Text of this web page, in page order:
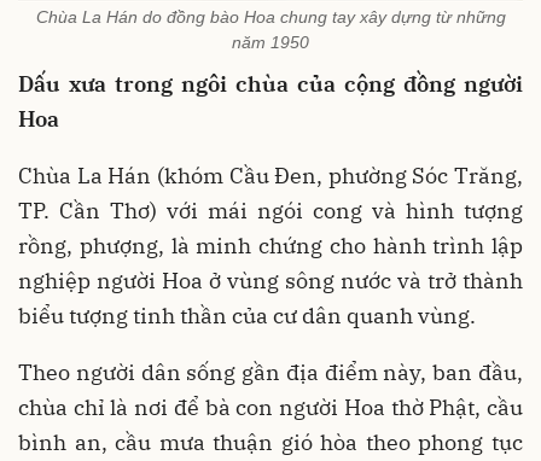
Chùa La Hán do đồng bào Hoa chung tay xây dựng từ những
năm 1950
Dấu xưa trong ngôi chùa của cộng đồng người
Hoa
Chùa La Hán (khóm Cầu Đen, phường Sóc Trăng,
TP. Cần Thơ) với mái ngói cong và hình tượng
rồng, phượng, là minh chứng cho hành trình lập
nghiệp người Hoa ở vùng sông nước và trở thành
biểu tượng tinh thần của cư dân quanh vùng.
Theo người dân sống gần địa điểm này, ban đầu,
chùa chỉ là nơi để bà con người Hoa thờ Phật, cầu
bình an, cầu mưa thuận gió hòa theo phong tục